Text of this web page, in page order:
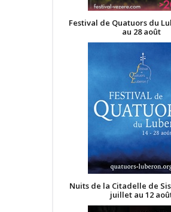
Festival de Quatuors du
au 28 août
Nuits de la Citadelle de
juillet au 12